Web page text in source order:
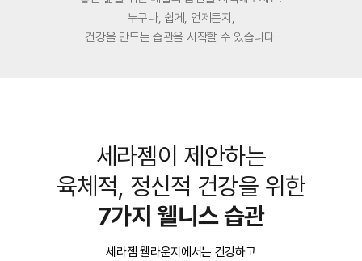
누구나, 쉽게, 언제든지,
건강을 만드는 습관을 시작할 수 있습니다.
세라젬이 제안하는
육체적, 정신적 건강을 위한
7가지 웰니스 습관
세라젬 웰라운지에서는 건강하고